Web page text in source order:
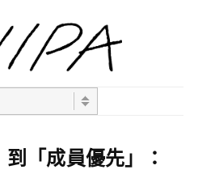
「成員優先」：